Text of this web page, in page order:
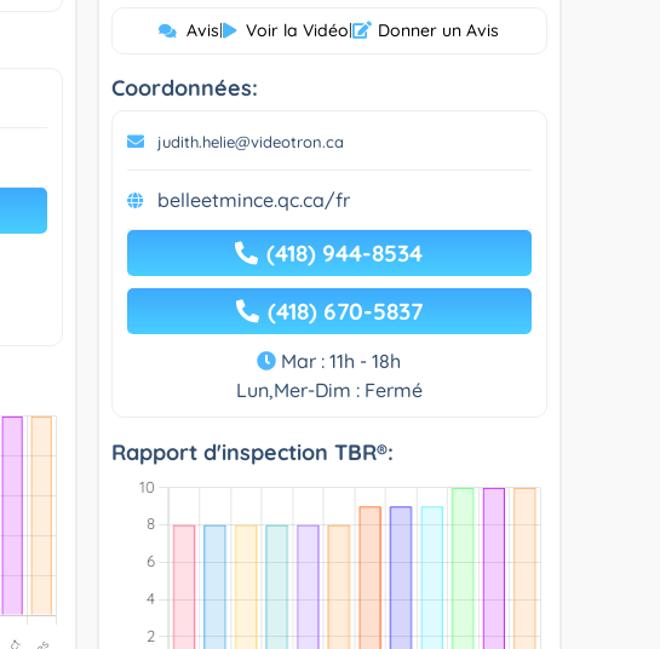
Avis| Voir la Vidéo| Donner un Avis
Coordonnées:
judith.helie@videotron.ca
belleetmince.qc.ca/fr
(418) 944-8534
(418) 670-5837
Mar : 11h - 18h
Lun,Mer-Dim : Fermé
Rapport d'inspection TBR®: